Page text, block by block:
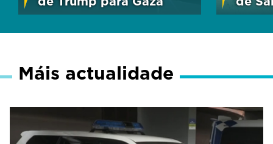
Máis actualidade